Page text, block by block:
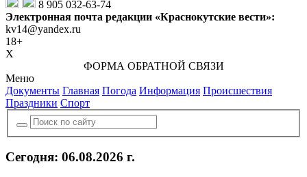
8 905 032-63-74
Электронная почта редакции «Краснокутские вести»:
kv14@yandex.ru
18+
X
ФОРМА ОБРАТНОЙ СВЯЗИ
Меню
Документы Главная Погода Информация Происшествия
Праздники Спорт
Сегодня: 06.08.2026 г.